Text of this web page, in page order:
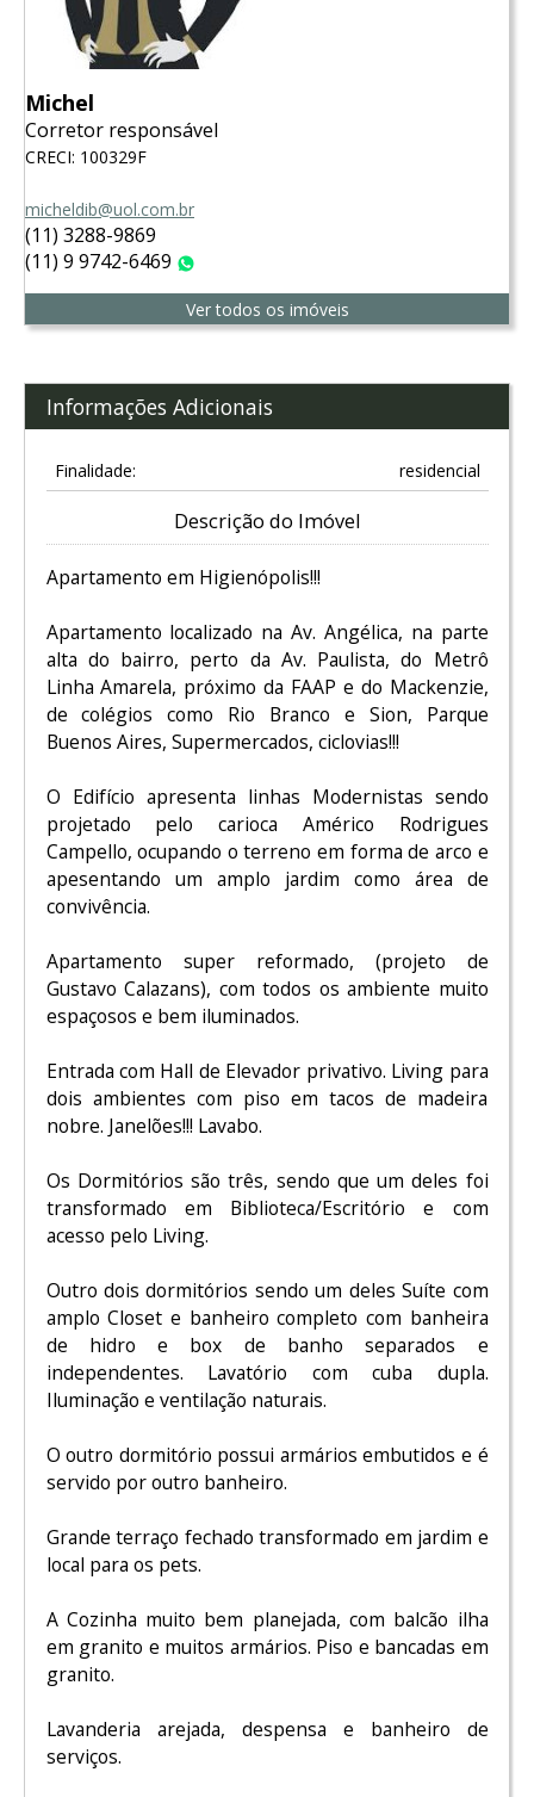
Michel
Corretor responsável
CRECI: 100329F
micheldib@uol.com.br
(11) 3288-9869
(11) 9 9742-6469
Ver todos os imóveis
Informações Adicionais
Finalidade: residencial
Descrição do Imóvel
Apartamento em Higienópolis!!!
Apartamento localizado na Av. Angélica, na parte
alta do bairro, perto da Av. Paulista, do Metrô
Linha Amarela, próximo da FAAP e do Mackenzie,
de colégios como Rio Branco e Sion, Parque
Buenos Aires, Supermercados, ciclovias!!!
O Edifício apresenta linhas Modernistas sendo
projetado pelo carioca Américo Rodrigues
Campello, ocupando o terreno em forma de arco e
apesentando um amplo jardim como área de
convivência.
Apartamento super reformado, (projeto de
Gustavo Calazans), com todos os ambiente muito
espaçosos e bem iluminados.
Entrada com Hall de Elevador privativo. Living para
dois ambientes com piso em tacos de madeira
nobre. Janelões!!! Lavabo.
Os Dormitórios são três, sendo que um deles foi
transformado em Biblioteca/Escritório e com
acesso pelo Living.
Outro dois dormitórios sendo um deles Suíte com
amplo Closet e banheiro completo com banheira
de hidro e box de banho separados e
independentes. Lavatório com cuba dupla.
Iluminação e ventilação naturais.
O outro dormitório possui armários embutidos e é
servido por outro banheiro.
Grande terraço fechado transformado em jardim e
local para os pets.
A Cozinha muito bem planejada, com balcão ilha
em granito e muitos armários. Piso e bancadas em
granito.
Lavanderia arejada, despensa e banheiro de
serviços.